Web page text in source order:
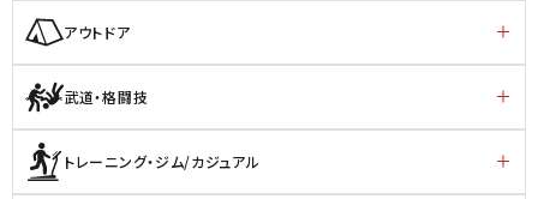
アウトドア
武道・格闘技
トレーニング・ジム/カジュアル